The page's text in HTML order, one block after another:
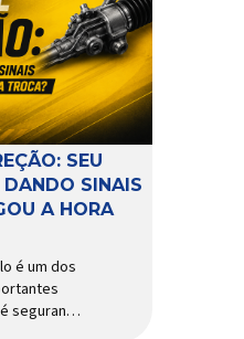
SEU
DANDO SINAIS
A HORA
é um dos
segurança,